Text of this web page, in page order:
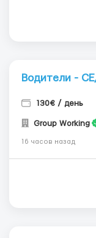
Водители -
130€ / день
Group Working
16 часов назад